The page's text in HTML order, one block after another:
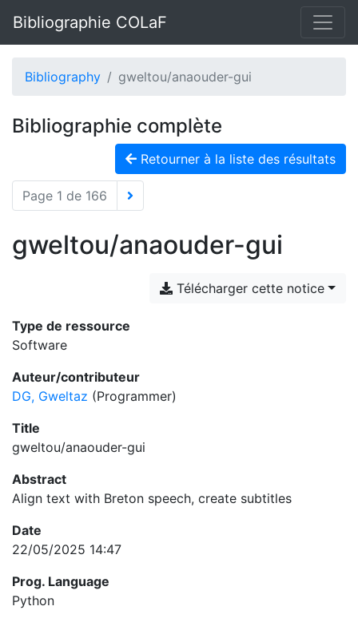
Bibliographie COLaF
Bibliography gweltou/anaouder-gui
Bibliographie complète
Retourner à la liste des résultats
Page 1 de 166
gweltou/anaouder-gui
Télécharger cette notice
Type de ressource
Software
Auteur/contributeur
DG, Gweltaz (Programmer)
Title
gweltou/anaouder-gui
Abstract
Align text with Breton speech, create subtitles
Date
22/05/2025 14:47
Prog. Language
Python